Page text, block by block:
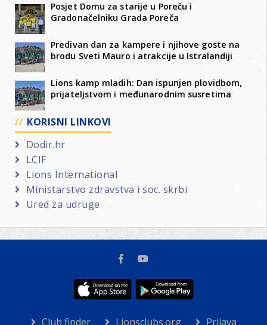
Posjet Domu za starije u Poreču i
Gradonačelniku Grada Poreča
Predivan dan za kampere i njihove goste na
brodu Sveti Mauro i atrakcije u Istralandiji
Lions kamp mladih: Dan ispunjen plovidbom,
prijateljstvom i međunarodnim susretima
KORISNI LINKOVI
Dodir.hr
LCIF
Lions International
Ministarstvo zdravstva i soc. skrbi
Ured za udruge
Club finder Lionsclubs.org Prijava